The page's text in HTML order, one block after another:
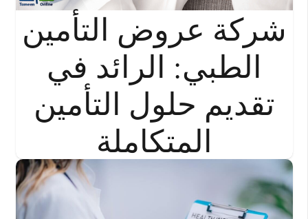
شركة عروض التأمين
الطبي: الرائد في
تقديم حلول التأمين
المتكاملة